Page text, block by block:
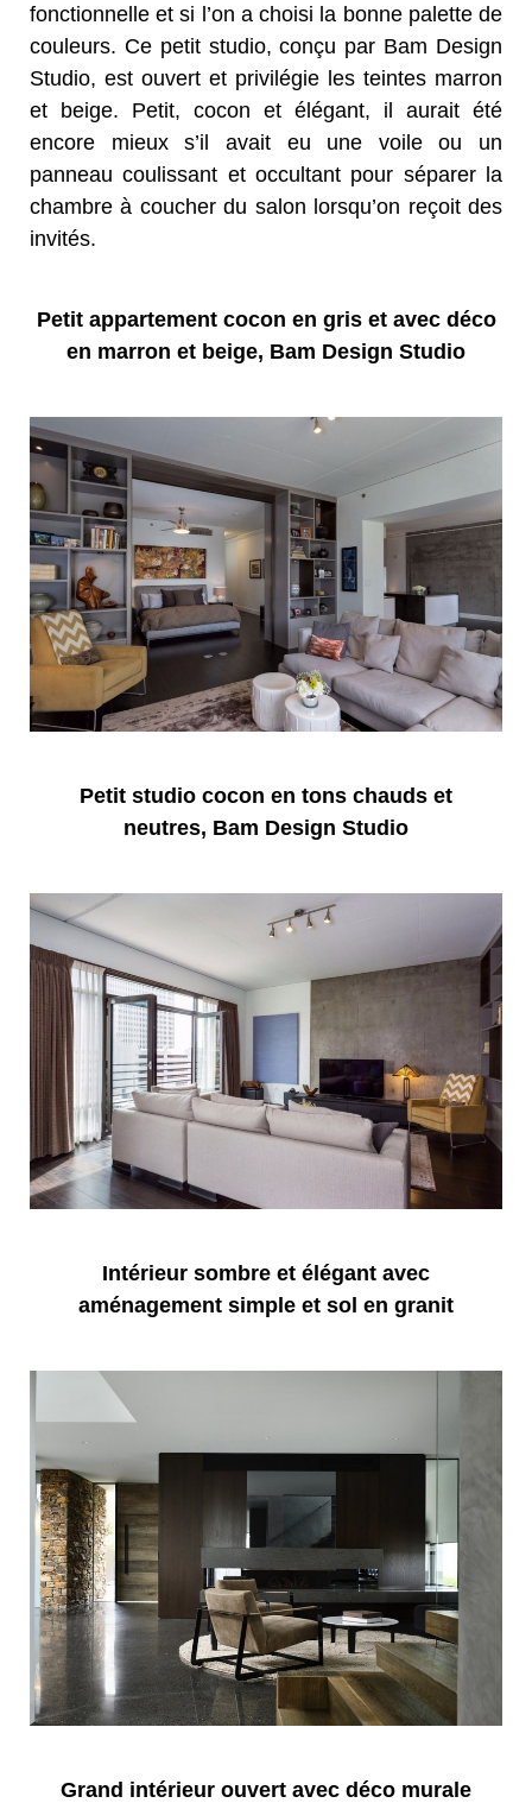
fonctionnelle et si l’on a choisi la bonne palette de
couleurs. Ce petit studio, conçu par Bam Design
Studio, est ouvert et privilégie les teintes marron
et beige. Petit, cocon et élégant, il aurait été
encore mieux s’il avait eu une voile ou un
panneau coulissant et occultant pour séparer la
chambre à coucher du salon lorsqu’on reçoit des
invités.
Petit appartement cocon en gris et avec déco
en marron et beige, Bam Design Studio
Petit studio cocon en tons chauds et
neutres, Bam Design Studio
Intérieur sombre et élégant avec
aménagement simple et sol en granit
Grand intérieur ouvert avec déco murale